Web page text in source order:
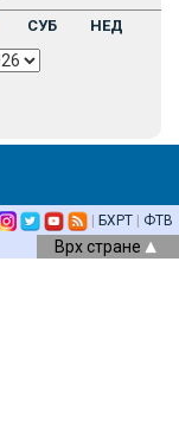
СУБ НЕД
| БХРТ | ФТВ
Врх стране